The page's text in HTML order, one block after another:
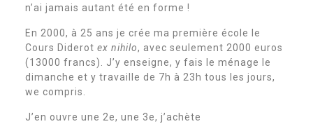
n’ai jamais autant été en forme !
En 2000, à 25 ans je crée ma première école le
Cours Diderot ex nihilo, avec seulement 2000 euros
(13000 francs). J’y enseigne, y fais le ménage le
dimanche et y travaille de 7h à 23h tous les jours,
we compris.
J’en ouvre une 2e, une 3e, j’achète